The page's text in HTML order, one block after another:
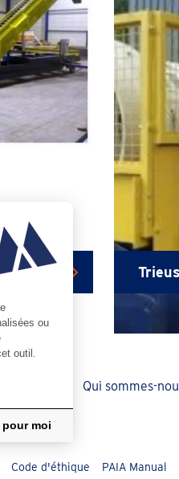
Qui sommes-
Code d'éthique PAIA Manual